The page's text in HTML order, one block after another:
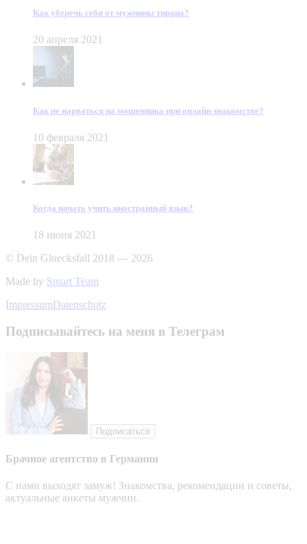
Как уберечь себя от мужчины тирана?
20 апреля 2021
Как не нарваться на мошенника при онлайн знакомстве?
10 февраля 2021
Когда начать учить иностранный язык?
18 июня 2021
© Dein Gluecksfall 2018 — 2026
Made by Smart Team
ImpressumDatenschutz
Подписывайтесь на меня в Телеграм
Подписаться
Брачное агентство в Германии
С нами выходят замуж! Знакомства, рекомендации и советы,
актуальные анкеты мужчин.